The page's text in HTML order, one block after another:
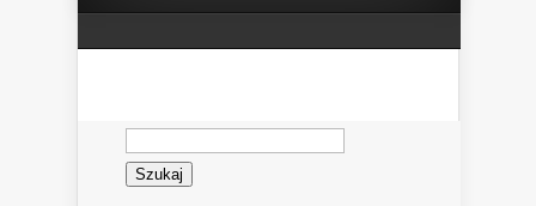
Szukaj: